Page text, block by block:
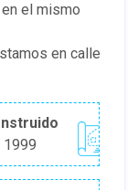
el mismo
en calle
1999